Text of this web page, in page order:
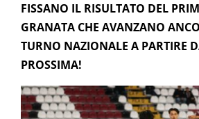
FISSANO IL RISULTATO DEL
GRANATA CHE AVANZANO
TURNO NAZIONALE A PARTIRE
PROSSIMA!